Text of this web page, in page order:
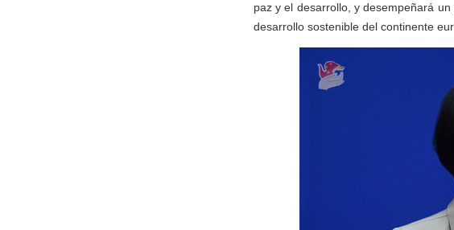
paz y el desarrollo, y desempeñará
desarrollo sostenible del continente